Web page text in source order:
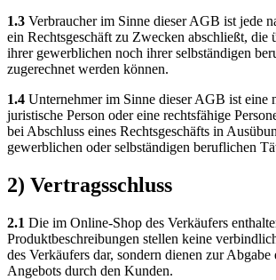
1.3 Verbraucher im Sinne dieser AGB ist jede
ein Rechtsgeschäft zu Zwecken abschließt, die
ihrer gewerblichen noch ihrer selbständigen
zugerechnet werden können.
1.4 Unternehmer im Sinne dieser AGB ist eine
juristische Person oder eine rechtsfähige
bei Abschluss eines Rechtsgeschäfts in
gewerblichen oder selbständigen beruflichen
2) Vertragsschluss
2.1 Die im Online-Shop des Verkäufers
Produktbeschreibungen stellen keine
des Verkäufers dar, sondern dienen zur
Angebots durch den Kunden.